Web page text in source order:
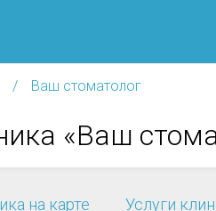
Ваш стоматолог
«Ваш
на карте Услуги